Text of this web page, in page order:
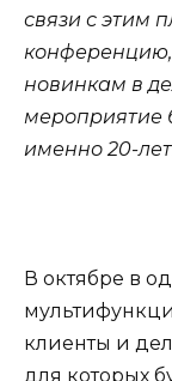
связи с этим
новинкам в
мероприятие
именно 20-
В октябре в
клиенты и
для которых